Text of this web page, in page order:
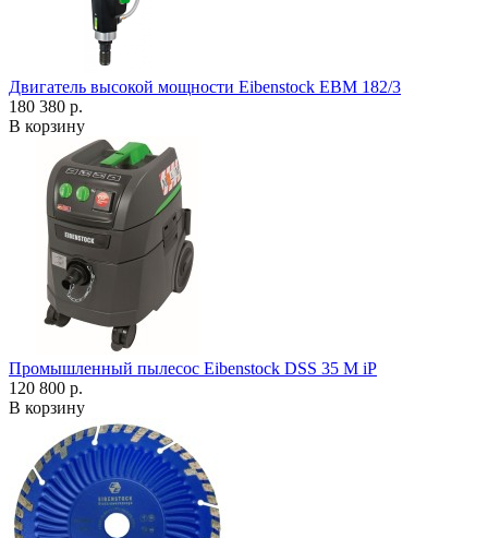
Двигатель высокой мощности Eibenstock EBM 182/3
180 380 р.
В корзину
Промышленный пылесос Eibenstock DSS 35 M iP
120 800 р.
В корзину